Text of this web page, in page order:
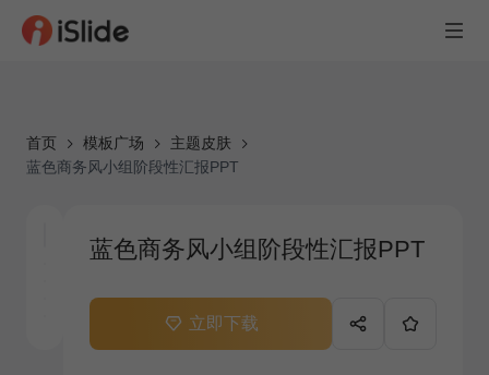
首页 模板广场
主题皮肤
蓝色商务风小组阶段性汇报PPT
蓝色商务风小组阶段性汇报PPT
立即下载